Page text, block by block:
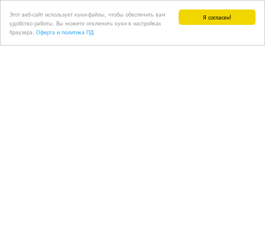
Я согласен!
Этот веб-сайт использует куки-файлы, чтобы обеспечить вам
удобство работы. Вы можете отключить куки в настройках
браузера. Оферта и политика ПД